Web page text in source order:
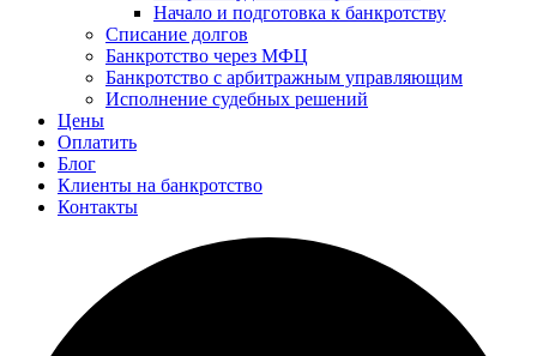
Начало и подготовка к банкротству
Списание долгов
Банкротство через МФЦ
Банкротство с арбитражным управляющим
Исполнение судебных решений
Цены
Оплатить
Блог
Клиенты на банкротство
Контакты